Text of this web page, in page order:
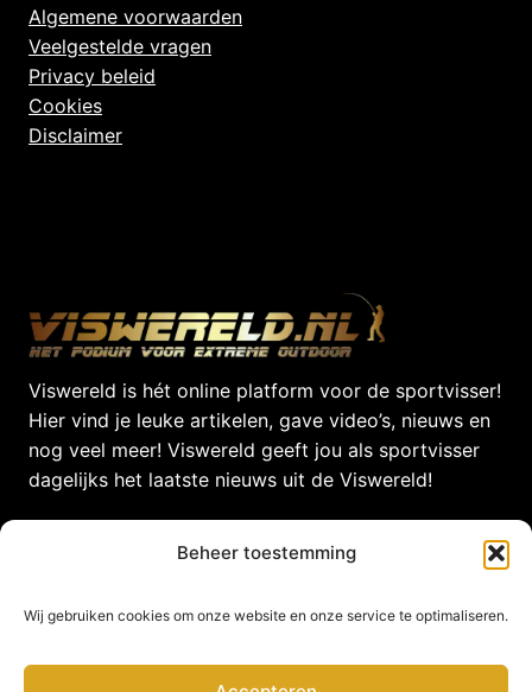
Beheer toestemming
Wij gebruiken cookies om onze website en onze service te optimaliseren.
Algemene voorwaarden
Veelgestelde vragen
Privacy beleid
Cookies
Disclaimer
Viswereld is hét online platform voor de sportvisser!
Hier vind je leuke artikelen, gave video’s, nieuws en
nog veel meer! Viswereld geeft jou als sportvisser
dagelijks het laatste nieuws uit de Viswereld!